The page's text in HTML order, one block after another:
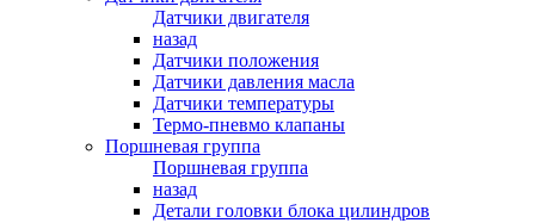
Датчики двигателя
назад
Датчики положения
Датчики давления масла
Датчики температуры
Термо-пневмо клапаны
Поршневая группа
Поршневая группа
назад
Детали головки блока цилиндров